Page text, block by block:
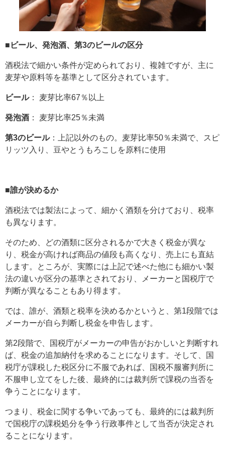
■ビール、発泡酒、第3のビールの区分
酒税法で細かい条件が定められており、複雑ですが、主に
麦芽や原料等を基準として区分されています。
ビール： 麦芽比率67％以上
発泡酒 ： 麦芽比率25％未満
第3のビール：上記以外のもの。麦芽比率50％未満で、スピ
リッツ入り、豆やとうもろこしを原料に使用
■誰が決めるか
酒税法では製法によって、細かく酒類を分けており、税率
も異なります。
そのため、どの酒類に区分されるかで大きく税金が異な
り、税金が高ければ商品の値段も高くなり、売上にも直結
します。ところが、実際には上記で述べた他にも細かい製
法の違いが区分の基準とされており、メーカーと国税庁で
判断が異なることもあり得ます。
では、誰が、酒類と税率を決めるかというと、第1段階では
メーカーが自ら判断し税金を申告します。
第2段階で、国税庁がメーカーの申告がおかしいと判断すれ
ば、税金の追加納付を求めることになります。そして、国
税庁が課税した税区分に不服であれば、国税不服審判所に
不服申し立てをした後、最終的には裁判所で課税の当否を
争うことになります。
つまり、税金に関する争いであっても、最終的には裁判所
で国税庁の課税処分を争う行政事件として当否が決定され
ることになります。